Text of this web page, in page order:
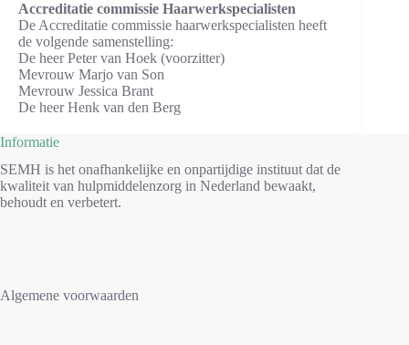
Accreditatie commissie Haarwerkspecialisten
De Accreditatie commissie haarwerkspecialisten heeft
de volgende samenstelling:
De heer Peter van Hoek (voorzitter)
Mevrouw Marjo van Son
Mevrouw Jessica Brant
De heer Henk van den Berg
Informatie
SEMH is het onafhankelijke en onpartijdige instituut dat de
kwaliteit van hulpmiddelenzorg in Nederland bewaakt,
behoudt en verbetert.
Algemene voorwaarden